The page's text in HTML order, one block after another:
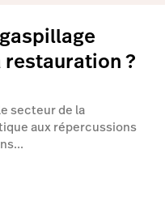
?
secteur de la
aux répercussions